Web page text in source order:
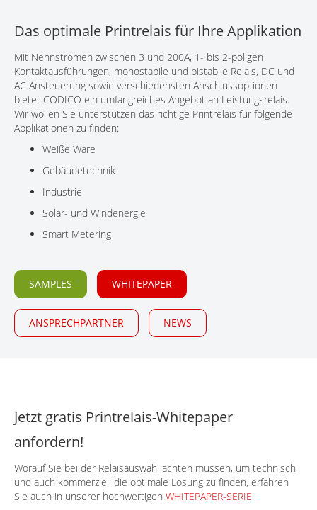
Das optimale Printrelais für Ihre Applikation
Mit Nennströmen zwischen 3 und 200A, 1- bis 2-poligen
Kontaktausführungen, monostabile und bistabile Relais, DC und
AC Ansteuerung sowie verschiedensten Anschlussoptionen
bietet CODICO ein umfangreiches Angebot an Leistungsrelais.
Wir wollen Sie unterstützen das richtige Printrelais für folgende
Applikationen zu finden:
Weiße Ware
Gebäudetechnik
Industrie
Solar- und Windenergie
Smart Metering
SAMPLES WHITEPAPER
ANSPRECHPARTNER NEWS
Jetzt gratis Printrelais-Whitepaper
anfordern!
Worauf Sie bei der Relaisauswahl achten müssen, um technisch
und auch kommerziell die optimale Lösung zu finden, erfahren
Sie auch in unserer hochwertigen WHITEPAPER-SERIE.